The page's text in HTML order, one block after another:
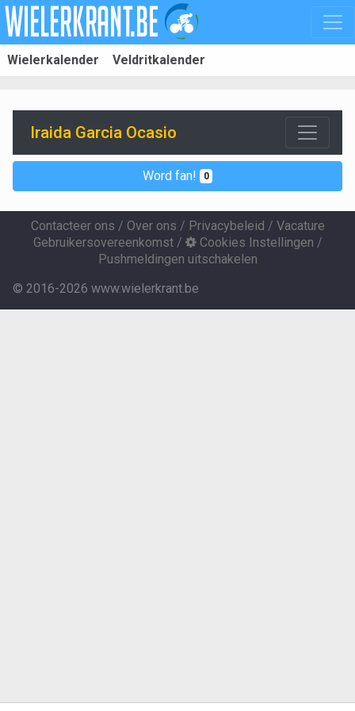
Wielerkalender Veldritkalender
Iraida Garcia Ocasio
Word fan! 0
Contacteer ons / Over ons / Privacybeleid / Vacature
Gebruikersovereenkomst/ Cookies Instellingen /
Pushmeldingen uitschakelen
© 2016-2026 www.wielerkrant.be